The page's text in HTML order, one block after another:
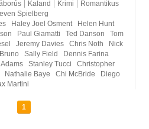
Kaland Krimi
Romantikus
Spielberg
Haley Joel Osment
Helen Hunt
Paul Giamatti Ted Danson
Tom
Jeremy Davies Chris Noth
Nick
Sally Field
Dennis Farina
Stanley Tucci
Christopher
Nathalie Baye Chi McBride
Diego
Martini
1